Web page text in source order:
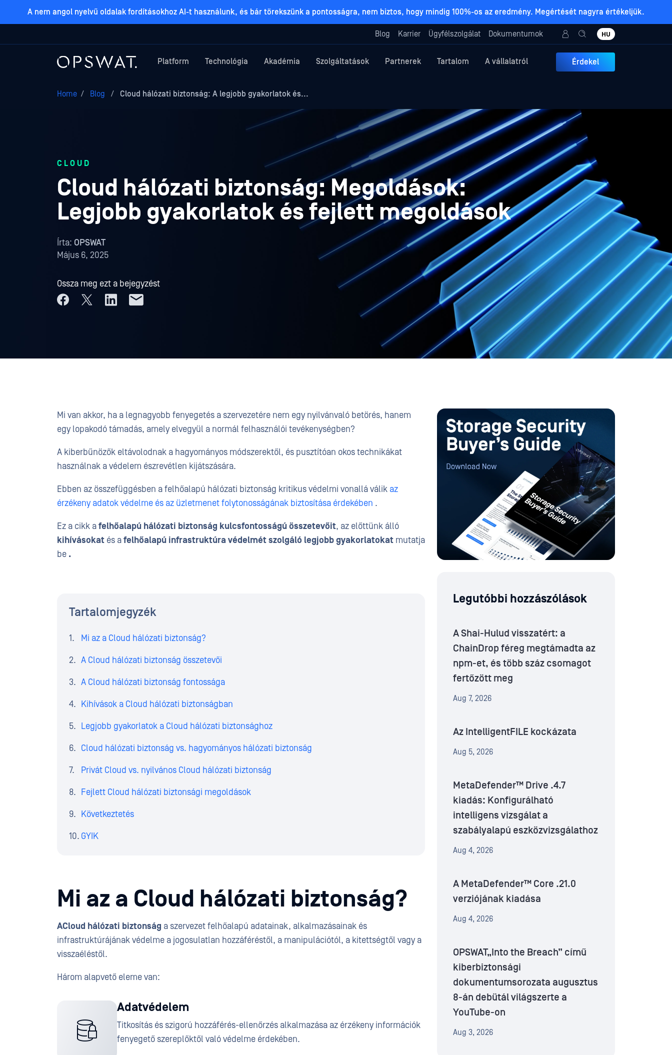
A nem angol nyelvű oldalak fordításokhoz AI-t használunk, és bár törekszünk a pontosságra, nem biztos, hogy mindig 100%-os az eredmény. Megértését nagyra értékeljük.
Blog Karrier Ügyfélszolgálat Dokumentumok HU
Platform Technológia Akadémia Szolgáltatások Partnerek Tartalom A vállalatról Érdekel
Home / Blog / Cloud hálózati biztonság: A legjobb gyakorlatok és...
CLOUD
Cloud hálózati biztonság: Megoldások:
Legjobb gyakorlatok és fejlett megoldások
Írta: OPSWAT
Május 6, 2025
Ossza meg ezt a bejegyzést
Mi van akkor, ha a legnagyobb fenyegetés a szervezetére nem egy nyilvánvaló betörés, hanem
egy lopakodó támadás, amely elvegyül a normál felhasználói tevékenységben?
A kiberbűnözők eltávolodnak a hagyományos módszerektől, és pusztítóan okos technikákat
használnak a védelem észrevétlen kijátszására.
Ebben az összefüggésben a felhőalapú hálózati biztonság kritikus védelmi vonallá válik az
érzékeny adatok védelme és az üzletmenet folytonosságának biztosítása érdekében .
Ez a cikk afelhőalapú hálózati biztonság kulcsfontosságú összetevőit, az előttünk álló
kihívásokat és afelhőalapú infrastruktúra védelmét szolgáló legjobb gyakorlatokat mutatja
be .
Tartalomjegyzék
Mi az a Cloud hálózati biztonság?
A Cloud hálózati biztonság összetevői
A Cloud hálózati biztonság fontossága
Kihívások a Cloud hálózati biztonságban
Legjobb gyakorlatok a Cloud hálózati biztonsághoz
Cloud hálózati biztonság vs. hagyományos hálózati biztonság
Privát Cloud vs. nyilvános Cloud hálózati biztonság
Fejlett Cloud hálózati biztonsági megoldások
Következtetés
GYIK
Mi az a Cloud hálózati biztonság?
ACloud hálózati biztonság a szervezet felhőalapú adatainak, alkalmazásainak és
infrastruktúrájának védelme a jogosulatlan hozzáféréstől, a manipulációtól, a kitettségtől vagy a
visszaéléstől.
Három alapvető eleme van:
Adatvédelem
Titkosítás és szigorú hozzáférés-ellenőrzés alkalmazása az érzékeny információk
fenyegető szereplőktől való védelme érdekében.
Legutóbbi hozzászólások
A Shai-Hulud visszatért: a
ChainDrop féreg megtámadta az
npm-et, és több száz csomagot
fertőzött meg
Aug 7, 2026
Az IntelligentFILE kockázata
Aug 5, 2026
MetaDefender™ Drive .4.7
kiadás: Konfigurálható
intelligens vizsgálat a
szabályalapú eszközvizsgálathoz
Aug 4, 2026
A MetaDefender™ Core .21.0
verziójának kiadása
Aug 4, 2026
OPSWAT„Into the Breach” című
kiberbiztonsági
dokumentumsorozata augusztus
8-án debütál világszerte a
YouTube-on
Aug 3, 2026